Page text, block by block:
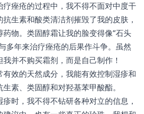
疗痤疮的过程中，我不得不面对中度干
生素和酸类清洁剂摧毁了我的皮肤，
物。类固醇霜让我的脸变得像“石头
多年来治疗痤疮的后果作斗争。虽然
并不购买霜剂，而是自己制作！
效的天然成分，我能有效控制湿疹和
素、类固醇和对羟基苯甲酸酯。
时，我不得不钻研各种对立的信息，